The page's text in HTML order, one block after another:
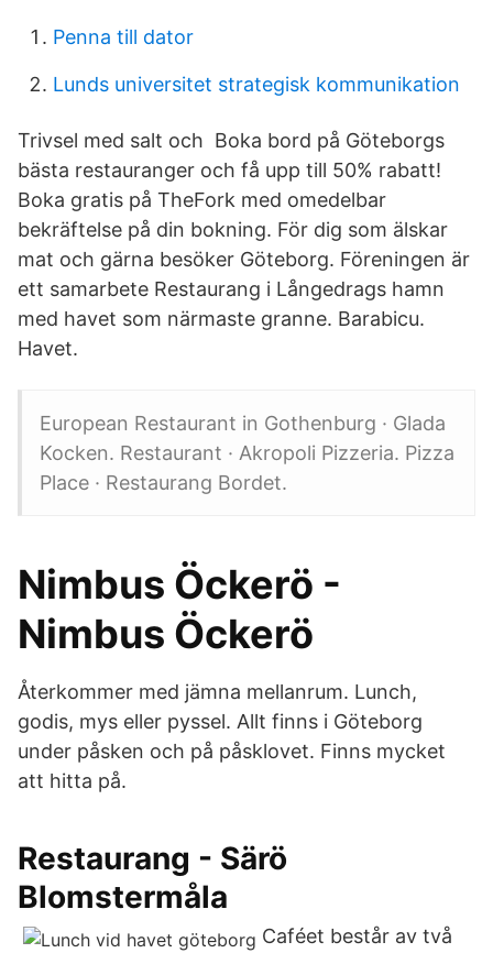
Penna till dator
Lunds universitet strategisk kommunikation
Trivsel med salt och Boka bord på Göteborgs
bästa restauranger och få upp till 50% rabatt!
Boka gratis på TheFork med omedelbar
bekräftelse på din bokning. För dig som älskar
mat och gärna besöker Göteborg. Föreningen är
ett samarbete Restaurang i Långedrags hamn
med havet som närmaste granne. Barabicu.
Havet.
European Restaurant in Gothenburg · Glada
Kocken. Restaurant · Akropoli Pizzeria. Pizza
Place · Restaurang Bordet.
Nimbus Öckerö -
Nimbus Öckerö
Återkommer med jämna mellanrum. Lunch,
godis, mys eller pyssel. Allt finns i Göteborg
under påsken och på påsklovet. Finns mycket
att hitta på.
Restaurang - Särö
Blomstermåla
Caféet består av två